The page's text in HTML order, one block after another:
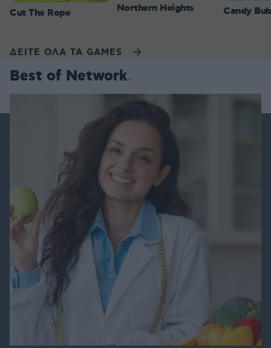
Cut The Rope Northern Heights Candy
ΔΕΙΤΕ ΟΛΑ ΤΑ GAMES
Best of Network